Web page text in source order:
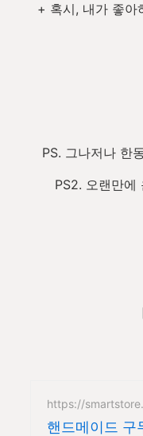
+ 혹시, 내가 좋아
PS. 그나저나 한
PS2. 오랜만에
https://
핸드메이드 구